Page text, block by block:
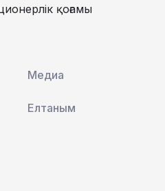
қоғамы
Медиа
Елтаным